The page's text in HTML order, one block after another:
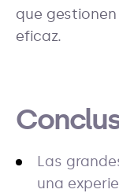
que
eficaz.
Las
una